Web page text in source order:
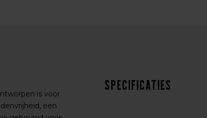
is voor
een
Specificaties